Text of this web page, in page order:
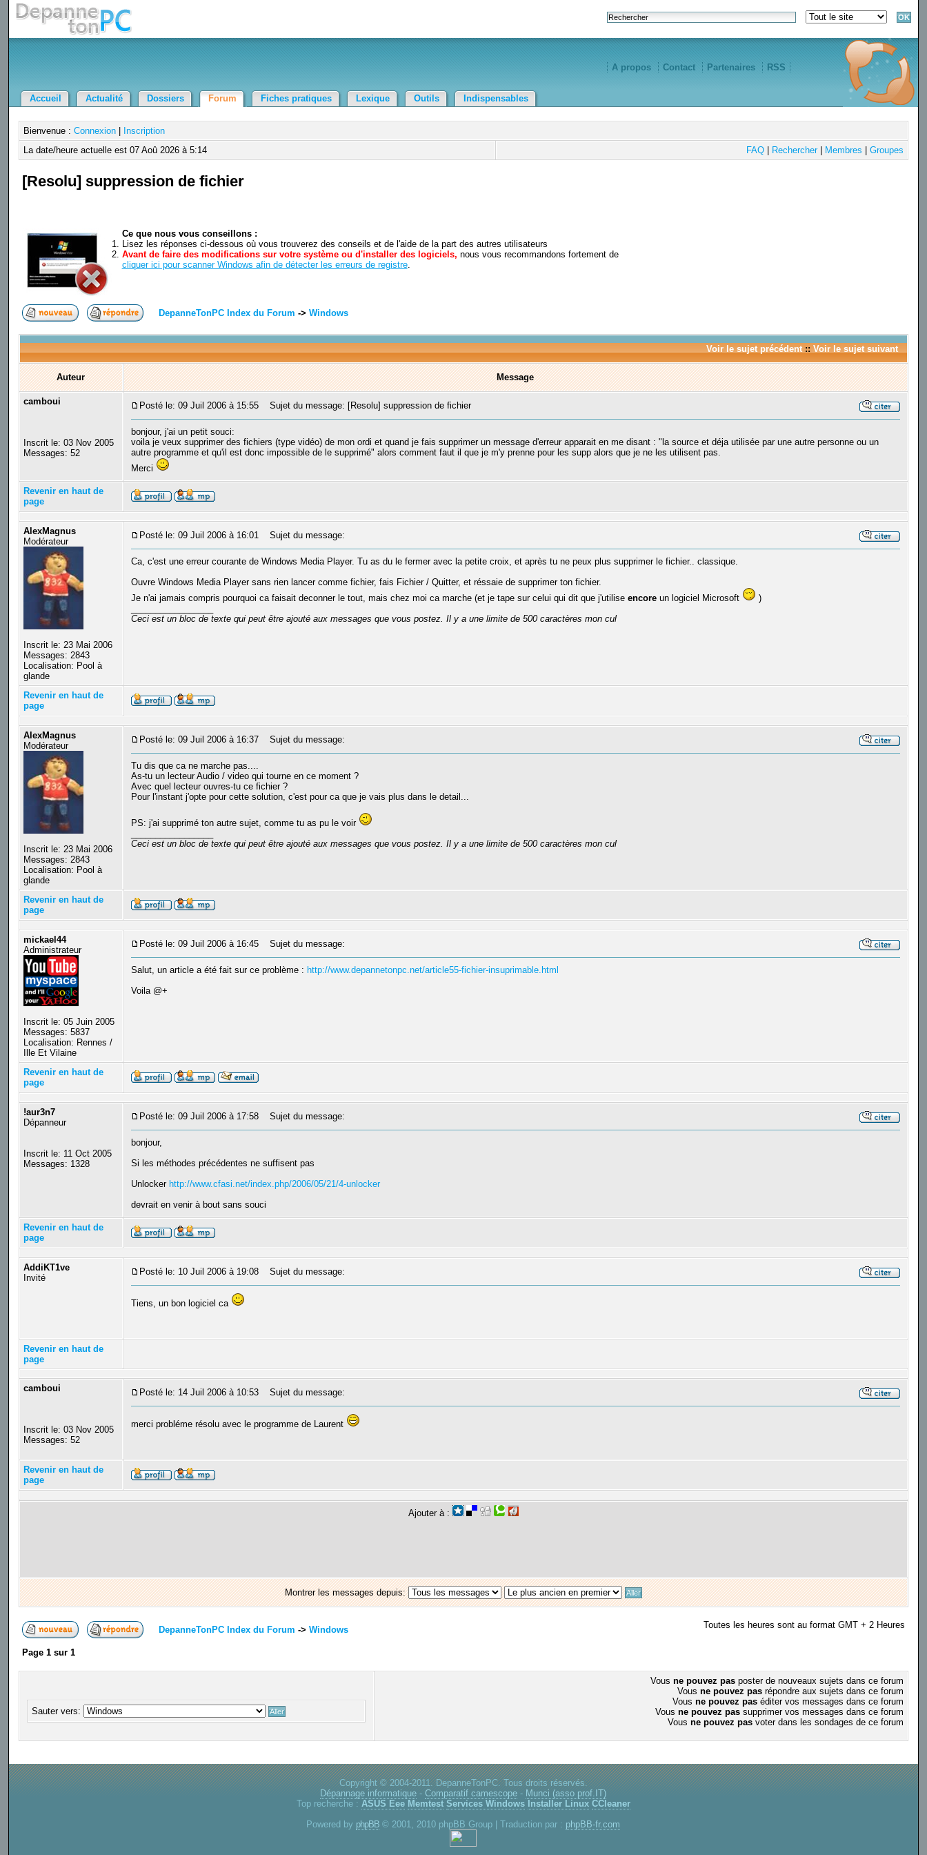
A propos Contact Partenaires RSS
Accueil Actualité Dossiers Forum Fiches pratiques Lexique Outils Indispensables
Bienvenue : Connexion|
Inscription
La date/heure actuelle est 07 Aoû 2026 à 5:14
FAQ| Rechercher| Membres Groupes
[Resolu] suppression de fichier
Ce que nous vous conseillons :
Lisez les réponses ci-dessous où vous trouverez des conseils et de l'aide de la part des autres utilisateurs
Avant de faire des modifications sur votre système ou d'installer des logiciels, nous vous recommandons fortement de
cliquer ici pour scanner Windows afin de détecter les erreurs de registre.
DepanneTonPC Index du Forum -> Windows
Voir le sujet précédent:: Voir le sujet suivant
Auteur Message
camboui
Inscrit le: 03 Nov 2005
Messages: 52
Posté le: 09 Juil 2006 à 15:55 Sujet du message: [Resolu] suppression de fichier
bonjour, j'ai un petit souci:
voila je veux supprimer des fichiers (type vidéo) de mon ordi et quand je fais supprimer un message d'erreur apparait en me disant : "la source et déja utilisée par une autre personne ou un
autre programme et qu'il est donc impossible de le supprimé" alors comment faut il que je m'y prenne pour les supp alors que je ne les utilisent pas.
Merci
Revenir en haut de
page
AlexMagnus
Modérateur
Inscrit le: 23 Mai 2006
Messages: 2843
Localisation: Pool à
glande
Posté le: 09 Juil 2006 à 16:01 Sujet du message:
Ca, c'est une erreur courante de Windows Media Player. Tu as du le fermer avec la petite croix, et après tu ne peux plus supprimer le fichier.. classique.
Ouvre Windows Media Player sans rien lancer comme fichier, fais Fichier / Quitter, et réssaie de supprimer ton fichier.
Je n'ai jamais compris pourquoi ca faisait deconner le tout, mais chez moi ca marche (et je tape sur celui qui dit que j'utilise encoreun logiciel Microsoft
)
Ceci est un bloc de texte qui peut être ajouté aux messages que vous postez. Il y a une limite de 500 caractères mon cul
Revenir en haut de
page
AlexMagnus
Modérateur
Inscrit le: 23 Mai 2006
Messages: 2843
Localisation: Pool à
glande
Posté le: 09 Juil 2006 à 16:37 Sujet du message:
Tu dis que ca ne marche pas....
As-tu un lecteur Audio / video qui tourne en ce moment ?
Avec quel lecteur ouvres-tu ce fichier ?
Pour l'instant j'opte pour cette solution, c'est pour ca que je vais plus dans le detail...
PS: j'ai supprimé ton autre sujet, comme tu as pu le voir
Ceci est un bloc de texte qui peut être ajouté aux messages que vous postez. Il y a une limite de 500 caractères mon cul
Revenir en haut de
page
mickael44
Administrateur
Inscrit le: 05 Juin 2005
Messages: 5837
Localisation: Rennes /
Ille Et Vilaine
Posté le: 09 Juil 2006 à 16:45 Sujet du message:
Salut, un article a été fait sur ce problème : http://www.depannetonpc.net/article55-fichier-insuprimable.html
Voila @+
Revenir en haut de
page
!aur3n7
Dépanneur
Inscrit le: 11 Oct 2005
Messages: 1328
Posté le: 09 Juil 2006 à 17:58 Sujet du message:
bonjour,
Si les méthodes précédentes ne suffisent pas
Unlocker http://www.cfasi.net/index.php/2006/05/21/4-unlocker
devrait en venir à bout sans souci
Revenir en haut de
page
AddiKT1ve
Invité
Posté le: 10 Juil 2006 à 19:08 Sujet du message:
Tiens, un bon logiciel ca
Revenir en haut de
page
camboui
Inscrit le: 03 Nov 2005
Messages: 52
Posté le: 14 Juil 2006 à 10:53 Sujet du message:
merci probléme résolu avec le programme de Laurent
Revenir en haut de
page
Ajouter à :
Montrer les messages depuis:
DepanneTonPC Index du Forum -> Windows Toutes les heures sont au format GMT + 2 Heures
Page 1sur 1
Sauter vers:
Vous ne pouvez pasposter de nouveaux sujets dans ce forum
Vous ne pouvez pasrépondre aux sujets dans ce forum
Vous ne pouvez paséditer vos messages dans ce forum
Vous ne pouvez passupprimer vos messages dans ce forum
Vous ne pouvez pasvoter dans les sondages de ce forum
Copyright © 2004-2011. DepanneTonPC. Tous droits réservés.
Dépannage informatique -Comparatif camescope - Munci (asso prof.IT)
Top recherche : ASUS Eee Memtest Services Windows Installer Linux CCleaner
Powered by phpBB © 2001, 2010 phpBB Group | Traduction par : phpBB-fr.com